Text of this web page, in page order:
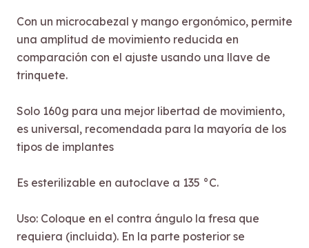
Con un microcabezal y mango ergonómico, permite
una amplitud de movimiento reducida en
comparación con el ajuste usando una llave de
trinquete.
Solo 160g para una mejor libertad de movimiento,
es universal, recomendada para la mayoría de los
tipos de implantes
Es esterilizable en autoclave a 135 °C.
Uso: Coloque en el contra ángulo la fresa que
requiera (incluida). En la parte posterior se